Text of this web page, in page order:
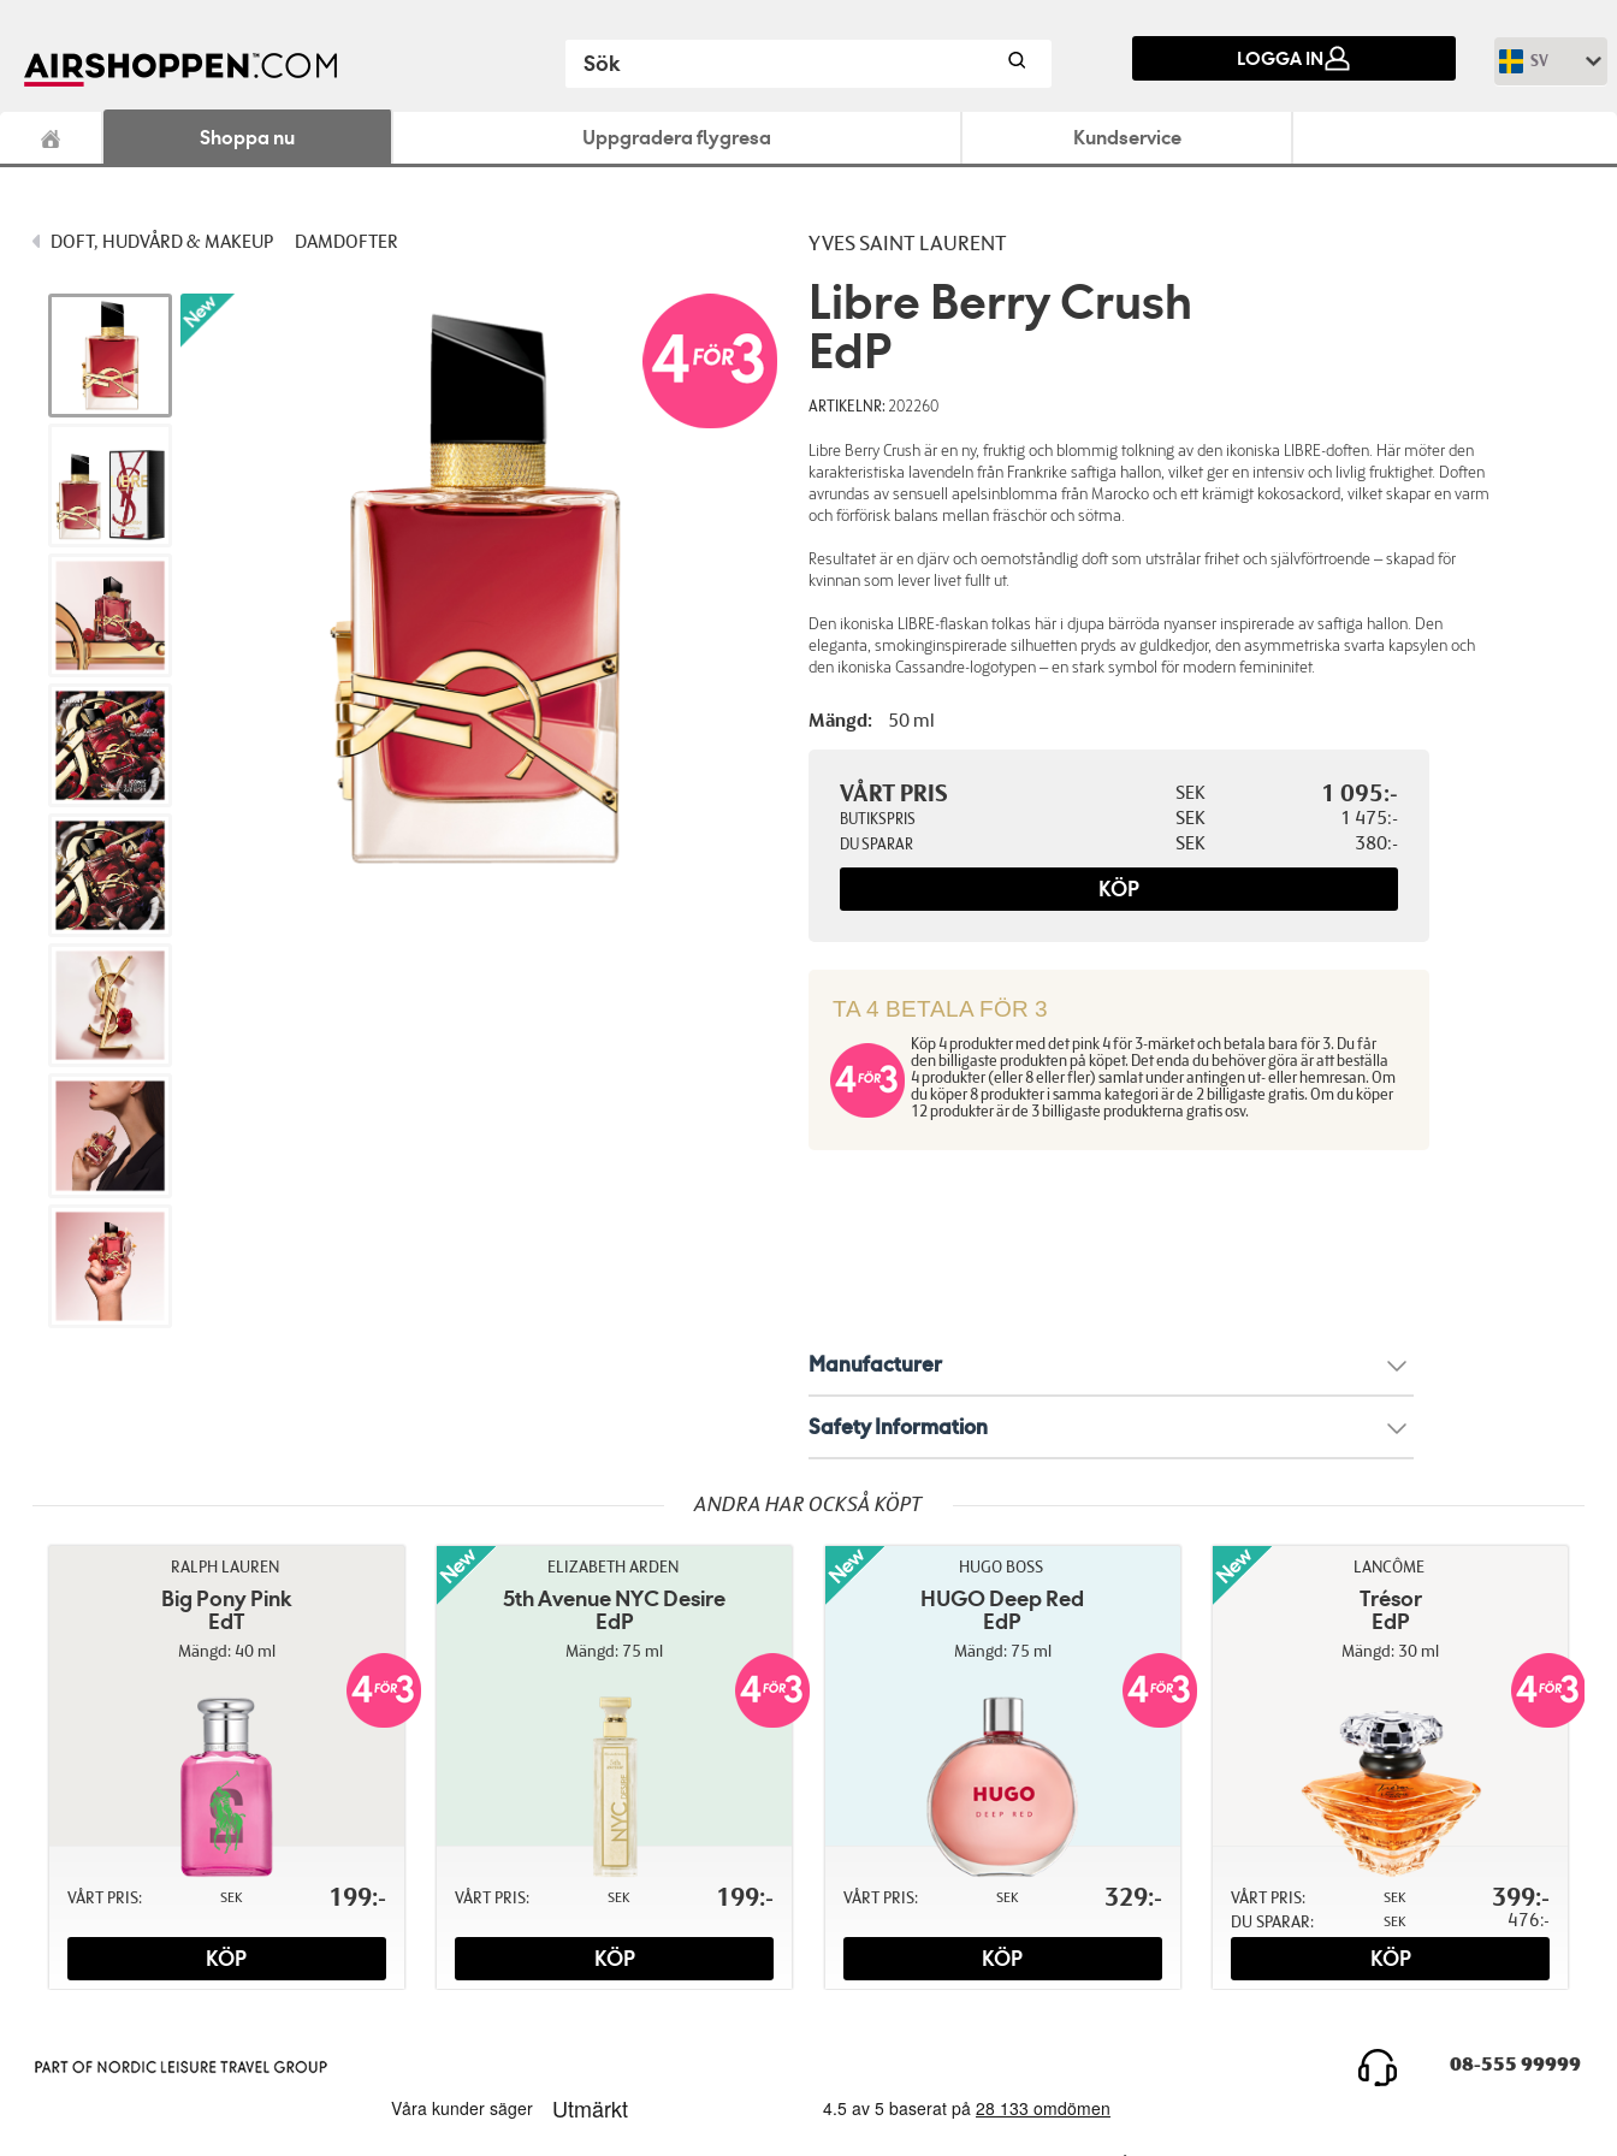
LOGGA IN SV
Shoppa nu Uppgradera flygresa Kundservice
DOFT, HUDVÅRD & MAKEUP DAMDOFTER YVES SAINT LAURENT
Libre Berry Crush
EdP
ARTIKELNR: 202260
Libre Berry Crush är en ny, fruktig och blommig tolkning av den ikoniska LIBRE-doften. Här möter den
karakteristiska lavendeln från Frankrike saftiga hallon, vilket ger en intensiv och livlig fruktighet. Doften
avrundas av sensuell apelsinblomma från Marocko och ett krämigt kokosackord, vilket skapar en varm
och förförisk balans mellan fräschör och sötma.
Resultatet är en djärv och oemotståndlig doft som utstrålar frihet och självförtroende – skapad för
kvinnan som lever livet fullt ut.
Den ikoniska LIBRE-flaskan tolkas här i djupa bärröda nyanser inspirerade av saftiga hallon. Den
eleganta, smokinginspirerade silhuetten pryds av guldkedjor, den asymmetriska svarta kapsylen och
den ikoniska Cassandre-logotypen – en stark symbol för modern femininitet.
Mängd: 50 ml
VÅRT PRIS SEK 1 095:-
BUTIKSPRIS SEK 1 475:-
DU SPARAR SEK 380:-
KÖP
TA 4 BETALA FÖR 3
Köp 4 produkter med det pink 4 för 3-märket och betala bara för 3. Du får
den billigaste produkten på köpet. Det enda du behöver göra är att beställa
4 produkter (eller 8 eller fler) samlat under antingen ut- eller hemresan. Om
du köper 8 produkter i samma kategori är de 2 billigaste gratis. Om du köper
12 produkter är de 3 billigaste produkterna gratis osv.
Manufacturer
Safety Information
ANDRA HAR OCKSÅ KÖPT
RALPH LAUREN
Big Pony Pink
EdT
Mängd: 40 ml
VÅRT PRIS: SEK 199:-
KÖP
ELIZABETH ARDEN
5th Avenue NYC Desire
EdP
Mängd: 75 ml
VÅRT PRIS: SEK 199:-
KÖP
HUGO BOSS
HUGO Deep Red
EdP
Mängd: 75 ml
VÅRT PRIS: SEK 329:-
KÖP
LANCÔME
Trésor
EdP
Mängd: 30 ml
VÅRT PRIS: SEK 399:-
DU SPARAR: SEK 476:-
KÖP
08-555 99999